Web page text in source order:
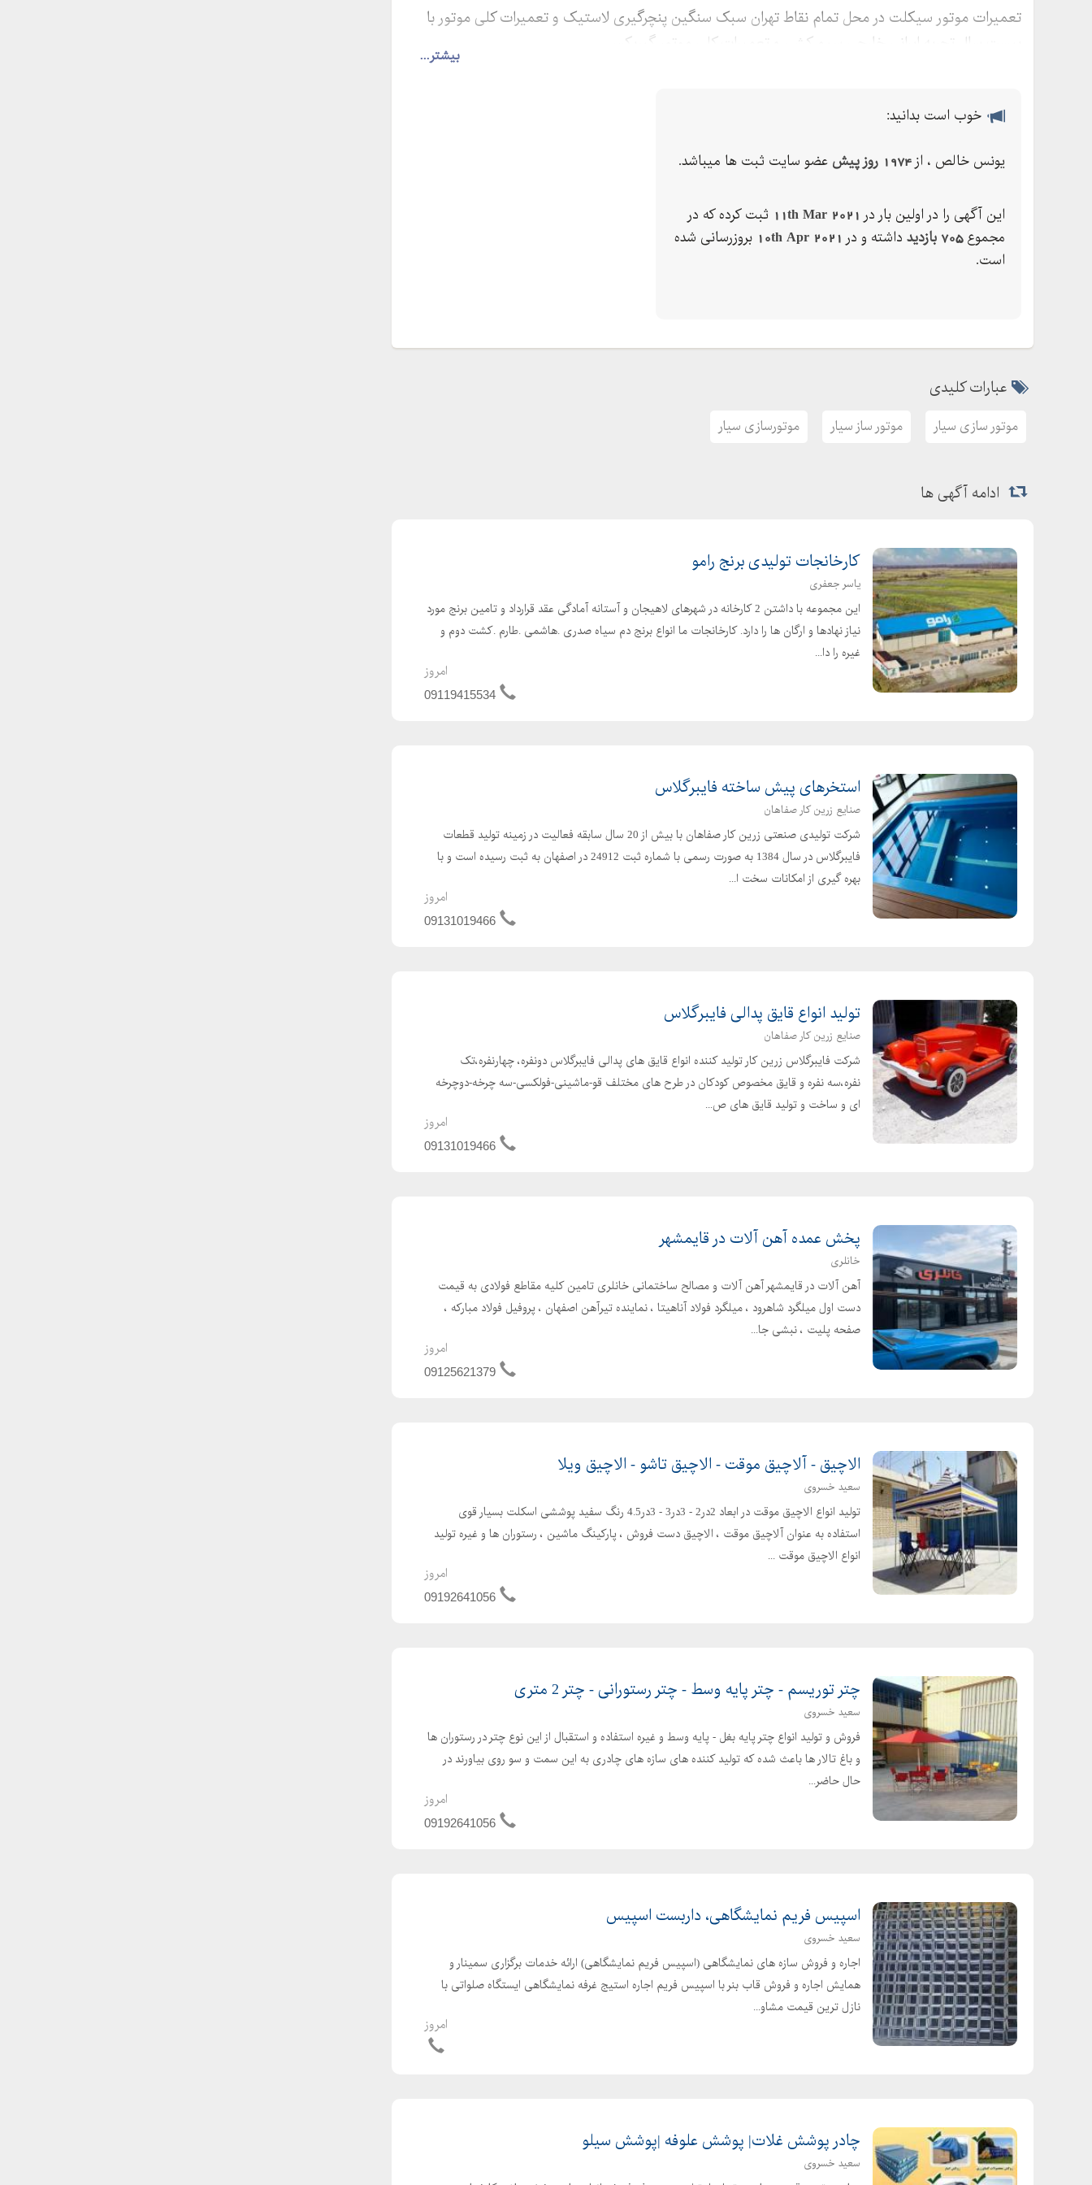
بیشتر...
تعمیرات موتور سیکلت در محل تمام نقاط تهران سبک سنگین پنچرگیری لاستیک و تعمیرات کلی موتور با
بیست سال تجربه ایرانی خارجی سیم کشی و تعمیرات کلی موتور گیربکس
خوب است بدانید:
یونس خالص ، از 1974 روز پیش عضو سایت ثبت ها میباشد.
این آگهی را در اولین بار در 11th Mar 2021 ثبت کرده که در
مجموع705 بازدید داشته و در 10th Apr 2021 بروزرسانی شده
است.
عبارات کلیدی
موتور سازی سیار موتور ساز سیار موتورسازی سیار
ادامه آگهی ها
کارخانجات تولیدی برنج رامو
یاسر جعفری
این مجموعه با داشتن 2 کارخانه در شهرهای لاهیجان و آستانه آمادگی عقد قرارداد و تامین برنج مورد
نیاز نهادها و ارگان ها را دارد. کارخانجات ما انواع برنج دم سیاه صدری .هاشمی .طارم .کشت دوم و
غیره را دا...
امروز
09119415534
استخرهای پیش ساخته فایبرگلاس
صنایع زرین کار صفاهان
شرکت تولیدی صنعتی زرین کار صفاهان با بیش از 20 سال سابقه فعالیت در زمینه تولید قطعات
فایبرگلاس در سال 1384 به صورت رسمی با شماره ثبت 24912 در اصفهان به ثبت رسیده است و با
بهره گیری از امکانات سخت ا...
امروز
09131019466
تولید انواع قایق پدالی فایبرگلاس
صنایع زرین کار صفاهان
شرکت فایبرگلاس زرین کار تولید کننده انواع قایق های پدالی فایبرگلاس دونفره، چهارنفره،تک
نفره،سه نفره و قایق مخصوص کودکان در طرح های مختلف قو-ماشینی-فولکسی-سه چرخه-دوچرخه
ای و ساخت و تولید قایق های ص...
امروز
09131019466
پخش عمده آهن آلات در قایمشهر
خانلری
آهن آلات در قایمشهر آهن آلات و مصالح ساختمانی خانلری تامین کلیه مقاطع فولادی به قیمت
دست اول میلگرد شاهرود ، میلگرد فولاد آناهیتا ، نماینده تیرآهن اصفهان ، پروفیل فولاد مبارکه ،
صفحه پلیت ، نبشی جا...
امروز
09125621379
الاچیق - آلاچیق موقت - الاچیق تاشو - الاچیق ویلا
سعید خسروی
تولید انواع الاچیق موقت در ابعاد 2در2 - 3در3 - 3در4.5 رنگ سفید پوششی اسکلت بسیار قوی
استفاده به عنوان آلاچیق موقت ، الاچیق دست فروش ، پارکینگ ماشین ، رستوران ها و غیره تولید
انواع الاچیق موقت ...
امروز
09192641056
چتر توریسم - چتر پایه وسط - چتر رستورانی - چتر 2 متری
سعید خسروی
فروش و تولید انواع چتر پایه بغل - پایه وسط و غیره استفاده و استقبال از این نوع چتر در رستوران ها
و باغ تالار ها باعث شده که تولید کننده های سازه های چادری به این سمت و سو روی بیاورند در
حال حاضر...
امروز
09192641056
اسپیس فریم نمایشگاهی، داربست اسپیس
سعید خسروی
اجاره و فروش سازه های نمایشگاهی (اسپیس فریم نمایشگاهی) ارائه خدمات برگزاری سمینار و
همایش اجاره و فروش قاب بنر با اسپیس فریم اجاره استیج غرفه نمایشگاهی ایستگاه صلواتی با
نازل ترین قیمت مشاو...
امروز
چادر پوشش غلات| پوشش علوفه |پوشش سیلو
سعید خسروی